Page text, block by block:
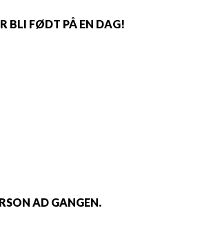
BLI FØDT PÅ EN DAG!
AD GANGEN.